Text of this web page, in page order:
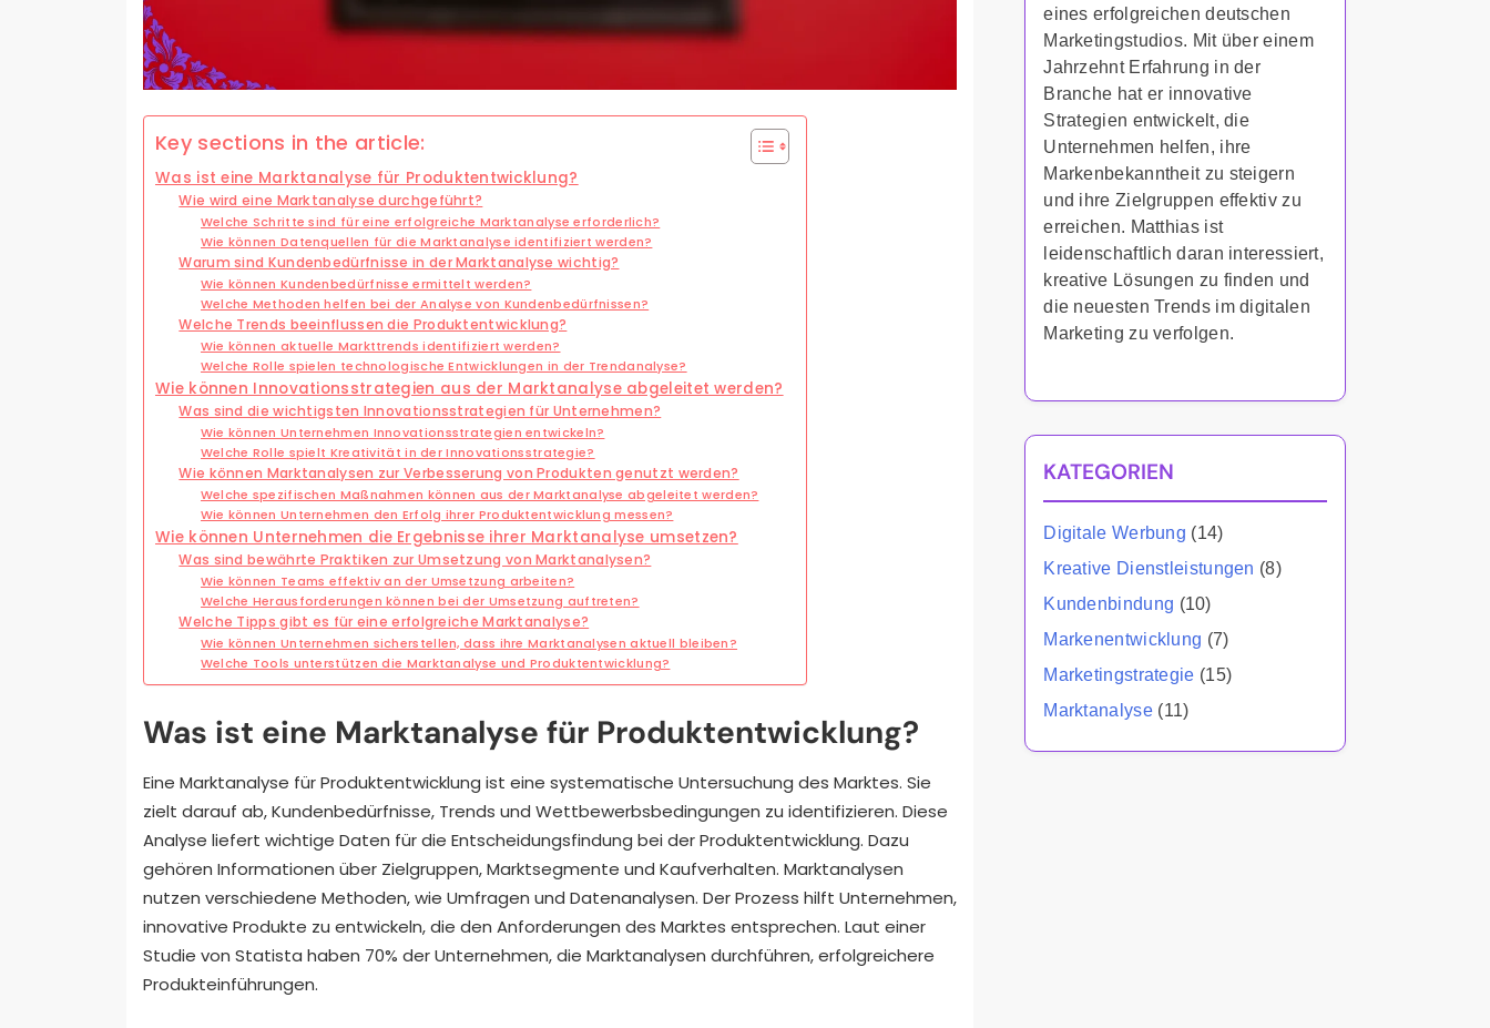
Key sections in the article:
Was ist eine Marktanalyse für Produktentwicklung?
Wie wird eine Marktanalyse durchgeführt?
Welche Schritte sind für eine erfolgreiche Marktanalyse erforderlich?
Wie können Datenquellen für die Marktanalyse identifiziert werden?
Warum sind Kundenbedürfnisse in der Marktanalyse wichtig?
Wie können Kundenbedürfnisse ermittelt werden?
Welche Methoden helfen bei der Analyse von Kundenbedürfnissen?
Welche Trends beeinflussen die Produktentwicklung?
Wie können aktuelle Markttrends identifiziert werden?
Welche Rolle spielen technologische Entwicklungen in der Trendanalyse?
Wie können Innovationsstrategien aus der Marktanalyse abgeleitet werden?
Was sind die wichtigsten Innovationsstrategien für Unternehmen?
Wie können Unternehmen Innovationsstrategien entwickeln?
Welche Rolle spielt Kreativität in der Innovationsstrategie?
Wie können Marktanalysen zur Verbesserung von Produkten genutzt werden?
Welche spezifischen Maßnahmen können aus der Marktanalyse abgeleitet werden?
Wie können Unternehmen den Erfolg ihrer Produktentwicklung messen?
Wie können Unternehmen die Ergebnisse ihrer Marktanalyse umsetzen?
Was sind bewährte Praktiken zur Umsetzung von Marktanalysen?
Wie können Teams effektiv an der Umsetzung arbeiten?
Welche Herausforderungen können bei der Umsetzung auftreten?
Welche Tipps gibt es für eine erfolgreiche Marktanalyse?
Wie können Unternehmen sicherstellen, dass ihre Marktanalysen aktuell bleiben?
Welche Tools unterstützen die Marktanalyse und Produktentwicklung?
Was ist eine Marktanalyse für Produktentwicklung?
Eine Marktanalyse für Produktentwicklung ist eine systematische Untersuchung des Marktes. Sie
zielt darauf ab, Kundenbedürfnisse, Trends und Wettbewerbsbedingungen zu identifizieren. Diese
Analyse liefert wichtige Daten für die Entscheidungsfindung bei der Produktentwicklung. Dazu
gehören Informationen über Zielgruppen, Marktsegmente und Kaufverhalten. Marktanalysen
nutzen verschiedene Methoden, wie Umfragen und Datenanalysen. Der Prozess hilft Unternehmen,
innovative Produkte zu entwickeln, die den Anforderungen des Marktes entsprechen. Laut einer
Studie von Statista haben 70% der Unternehmen, die Marktanalysen durchführen, erfolgreichere
Produkteinführungen.
eines erfolgreichen deutschen
Marketingstudios. Mit über einem
Jahrzehnt Erfahrung in der
Branche hat er innovative
Strategien entwickelt, die
Unternehmen helfen, ihre
Markenbekanntheit zu steigern
und ihre Zielgruppen effektiv zu
erreichen. Matthias ist
leidenschaftlich daran interessiert,
kreative Lösungen zu finden und
die neuesten Trends im digitalen
Marketing zu verfolgen.
KATEGORIEN
Digitale Werbung (14)
Kreative Dienstleistungen (8)
Kundenbindung (10)
Markenentwicklung (7)
Marketingstrategie (15)
Marktanalyse(11)